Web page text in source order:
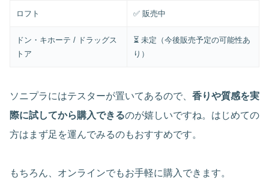
ロフト ✅ 販売中
ドン・キホーテ / ドラッグス
トア
⏳ 未定（今後販売予定の可能性あ
り）
ソニプラにはテスターが置いてあるので、 香りや質感を実
際に試してから購入できるのが嬉しいですね。はじめての
方はまず足を運んでみるのもおすすめです。
もちろん、オンラインでもお手軽に購入できます。